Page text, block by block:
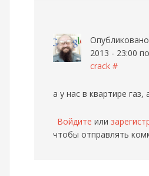
2013 - 23:00
crack #
а у нас в квартире газ,
Войдите или
чтобы отправлять